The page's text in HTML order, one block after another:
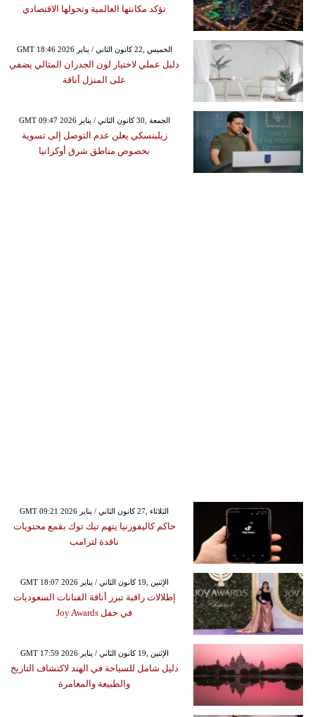
تؤكد مكانتها العالمية وتحولها الاقتصادي
GMT 18:46 2026 الخميس ,22 كانون الثاني / يناير
دليل عملي لاختيار لون الجدران المثالي يضفي
على المنزل أناقة
GMT 09:47 2026 الجمعة ,30 كانون الثاني / يناير
زيلينسكي يعلن عدم التوصل إلى تسوية
بخصوص مناطق شرق أوكرانيا
GMT 09:21 2026 الثلاثاء ,27 كانون الثاني / يناير
حاكم كاليفورنيا يتهم تيك توك بقمع محتويات
ناقدة لترامب
GMT 18:07 2026 الإثنين ,19 كانون الثاني / يناير
إطلالات راقية تبرز أناقة الفنانات السعوديات
في حفل Joy Awards
GMT 17:59 2026 الإثنين ,19 كانون الثاني / يناير
دليل شامل للسياحة في الهند لاكتشاف التاريخ
والطبيعة والمغامرة